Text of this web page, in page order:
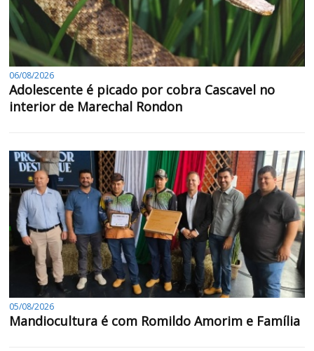
06/08/2026
Adolescente é picado por cobra Cascavel no
interior de Marechal Rondon
05/08/2026
Mandiocultura é com Romildo Amorim e Família